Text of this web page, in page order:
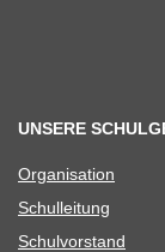
UNSERE
Orga­ni­sa­tion
Schul­lei­tung
Schul­vor­stand